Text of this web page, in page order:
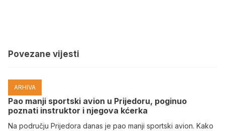
Povezane vijesti
ARHIVA
Pao manji sportski avion u Prijedoru, poginuo
poznati instruktor i njegova kćerka
Na području Prijedora danas je pao manji sportski avion. Kako